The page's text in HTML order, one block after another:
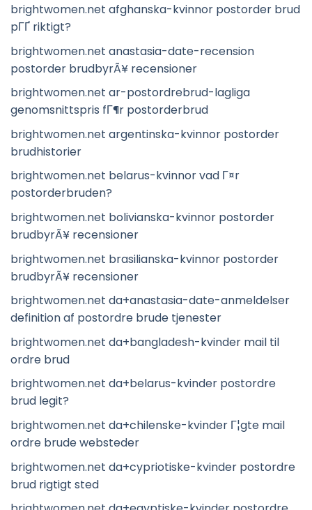
brightwomen.net afghanska-kvinnor postorder brud
pГҐ riktigt?
brightwomen.net anastasia-date-recension
postorder brudbyrÃ¥ recensioner
brightwomen.net ar-postordrebrud-lagliga
genomsnittspris fГ¶r postorderbrud
brightwomen.net argentinska-kvinnor postorder
brudhistorier
brightwomen.net belarus-kvinnor vad Г¤r
postorderbruden?
brightwomen.net bolivianska-kvinnor postorder
brudbyrÃ¥ recensioner
brightwomen.net brasilianska-kvinnor postorder
brudbyrÃ¥ recensioner
brightwomen.net da+anastasia-date-anmeldelser
definition af postordre brude tjenester
brightwomen.net da+bangladesh-kvinder mail til
ordre brud
brightwomen.net da+belarus-kvinder postordre
brud legit?
brightwomen.net da+chilenske-kvinder Г¦gte mail
ordre brude websteder
brightwomen.net da+cypriotiske-kvinder postordre
brud rigtigt sted